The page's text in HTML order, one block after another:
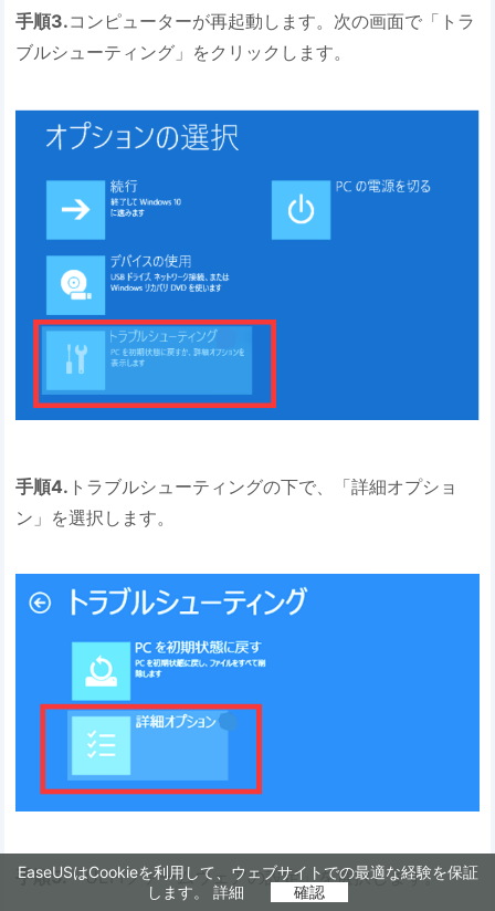
EaseUSはCookieを利用して、ウェブサイトでの最適な経験を保証
します。 詳細 確認
手順3.コンピューターが再起動します。次の画面で「トラ
ブルシューティング」をクリックします。
手順4. トラブルシューティングの下で、「詳細オプショ
ン」を選択します。
手順5.「UEFIファームウェアの設定」を選択します。